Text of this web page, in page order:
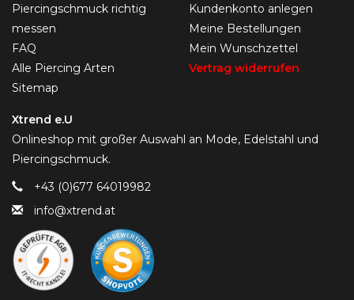
Piercingschmuck richtig
messen
FAQ
Alle Piercing Arten
Sitemap
Kundenkonto anlegen
Meine Bestellungen
Mein Wunschzettel
Vertrag widerrufen
Xtrend e.U
Onlineshop mit großer Auswahl an Mode, Edelstahl und
Piercingschmuck.
+43 (0)677 64019982
info@xtrend.at